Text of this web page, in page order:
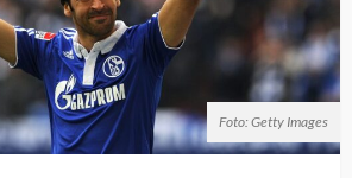
Foto: Getty Images